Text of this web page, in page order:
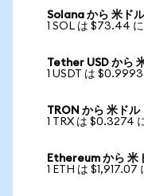
Solana から 米ドル
1 SOL は $73.44
Tether USD から
1 USDT は
TRON から 米ドル
1 TRX は $0.3274
Ethereum から 米
1 ETH は $1,917.07